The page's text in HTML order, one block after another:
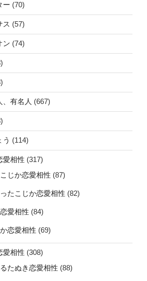
ー (70)
ス (57)
ン (74)
有名人 (667)
(114)
愛相性 (317)
じか恋愛相性 (87)
たこじか恋愛相性 (82)
愛相性 (84)
恋愛相性 (69)
愛相性 (308)
たぬき恋愛相性 (88)